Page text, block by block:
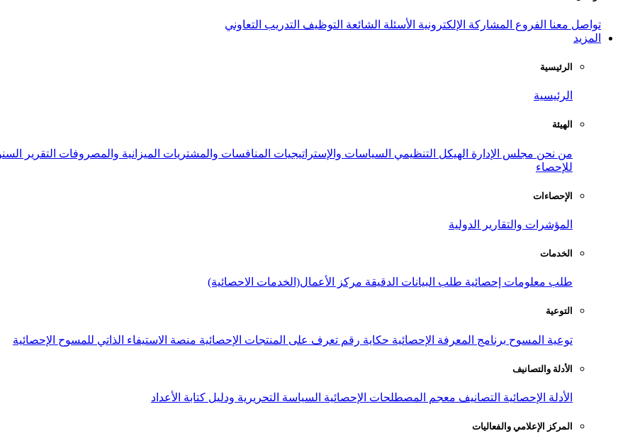
تواصل معنا الفروع المشاركة الإلكترونية الأسئلة الشائعة التوظيف التدريب التعاوني
المزيد
الرئيسية
الرئيسية
الهيئة
من نحن مجلس الإدارة الهيكل التنظيمي السياسات والإستراتيجيات المنافسات والمشتريات الميزانية والمصروفات التقرير
للإحصاء
الإحصاءات
المؤشرات والتقارير الدولية
الخدمات
طلب معلومات إحصائية طلب البيانات الدقيقة مركز الأعمال(الخدمات الاحصائية)
التوعية
توعية المسوح برنامج المعرفة الإحصائية حكاية رقم تعرف على المنتجات الإحصائية منصة الاستيفاء الذاتي للمسوح الإحصائية
الأدلة والتصانيف
الأدلة الإحصائية التصانيف معجم المصطلحات الإحصائية السياسة التحريرية ودليل كتابة الأعداد
المركز الإعلامي والفعاليات